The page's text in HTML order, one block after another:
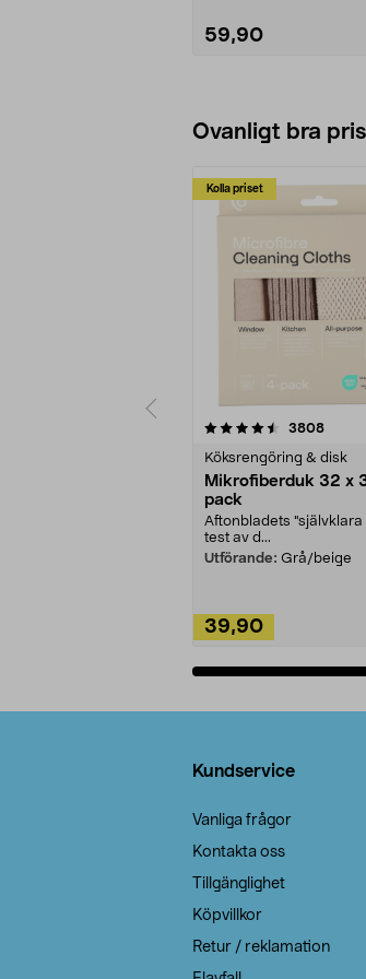
59,90
Ovanligt bra
Kolla priset
3808
Köksrengöring & disk
Mikrofiberduk 32 x
pack
Aftonbladets "självklara
test av d...
Utförande: Grå/beige
39,90
4.0av 5
Kundservice
Vanliga frågor
Kontakta oss
Tillgänglighet
Köpvillkor
Retur / reklamation